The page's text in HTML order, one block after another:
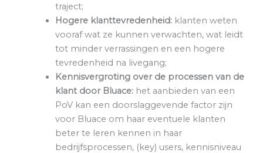
traject;
Hogere klanttevredenheid:klanten weten
vooraf wat ze kunnen verwachten, wat leidt
tot minder verrassingen en een hogere
tevredenheid na livegang;
Kennisvergroting over de processen van de
klant door Bluace:het aanbieden van een
PoV kan een doorslaggevende factor zijn
voor Bluace om haar eventuele klanten
beter te leren kennen in haar
bedrijfsprocessen, (key) users, kennisniveau